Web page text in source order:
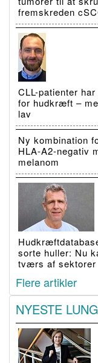
fremskreden
CLL-patienter
for hudkræft –
lav
Ny kombination
HLA-A2-negativ
melanom
sorte huller: Nu
tværs af sektorer
Flere artikler
NYESTE